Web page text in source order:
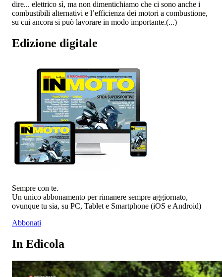
dire... elettrico sì, ma non dimentichiamo che ci sono anche i
combustibili alternativi e l’efficienza dei motori a combustione,
su cui ancora si può lavorare in modo importante.(...)
Edizione digitale
Sempre con te.
Un unico abbonamento per rimanere sempre aggiornato,
ovunque tu sia, su PC, Tablet e Smartphone (iOS e Android)
Abbonati
In Edicola